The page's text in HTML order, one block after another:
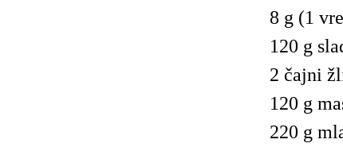
8 g (1
120 g
2 čajni
120 g
220 g